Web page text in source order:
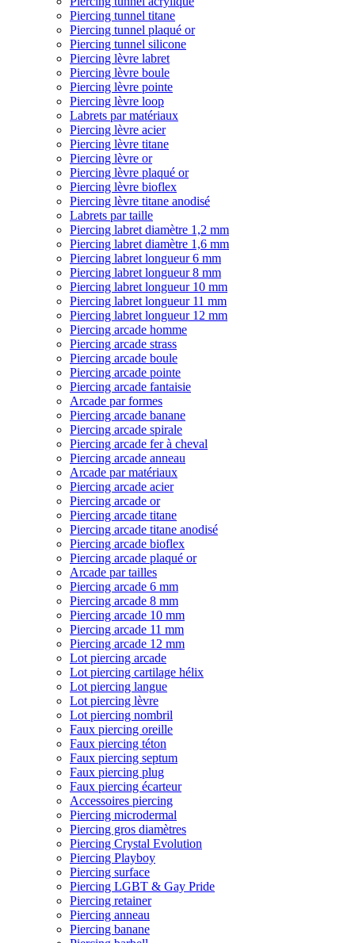
Piercing tunnel titane
Piercing tunnel plaqué or
Piercing tunnel silicone
Piercing lèvre labret
Piercing lèvre boule
Piercing lèvre pointe
Piercing lèvre loop
Labrets par matériaux
Piercing lèvre acier
Piercing lèvre titane
Piercing lèvre or
Piercing lèvre plaqué or
Piercing lèvre bioflex
Piercing lèvre titane anodisé
Labrets par taille
Piercing labret diamètre 1,2 mm
Piercing labret diamètre 1,6 mm
Piercing labret longueur 6 mm
Piercing labret longueur 8 mm
Piercing labret longueur 10 mm
Piercing labret longueur 11 mm
Piercing labret longueur 12 mm
Piercing arcade homme
Piercing arcade strass
Piercing arcade boule
Piercing arcade pointe
Piercing arcade fantaisie
Arcade par formes
Piercing arcade banane
Piercing arcade spirale
Piercing arcade fer à cheval
Piercing arcade anneau
Arcade par matériaux
Piercing arcade acier
Piercing arcade or
Piercing arcade titane
Piercing arcade titane anodisé
Piercing arcade bioflex
Piercing arcade plaqué or
Arcade par tailles
Piercing arcade 6 mm
Piercing arcade 8 mm
Piercing arcade 10 mm
Piercing arcade 11 mm
Piercing arcade 12 mm
Lot piercing arcade
Lot piercing cartilage hélix
Lot piercing langue
Lot piercing lèvre
Lot piercing nombril
Faux piercing oreille
Faux piercing téton
Faux piercing septum
Faux piercing plug
Faux piercing écarteur
Accessoires piercing
Piercing microdermal
Piercing gros diamètres
Piercing Crystal Evolution
Piercing Playboy
Piercing surface
Piercing LGBT & Gay Pride
Piercing retainer
Piercing anneau
Piercing banane